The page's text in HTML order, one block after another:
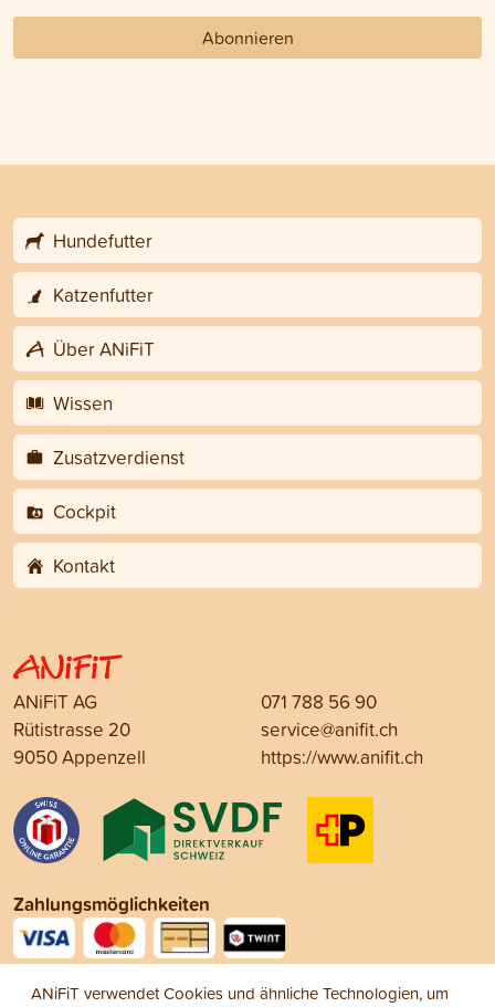
Abonnieren
Hundefutter
Katzenfutter
Über ANiFiT
Wissen
Zusatzverdienst
Cockpit
Kontakt
ANiFiT AG
Rütistrasse 20
9050 Appenzell
071 788 56 90
service@anifit.ch
https://www.anifit.ch
Zahlungsmöglichkeiten
Social Media
ANiFiT verwendet Cookies und ähnliche Technologien, um